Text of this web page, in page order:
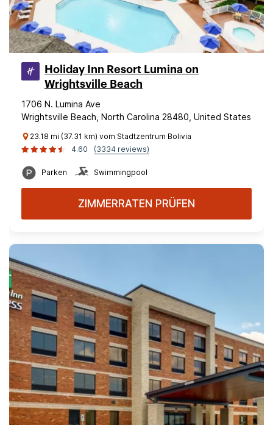
Holiday Inn Resort Lumina on
Wrightsville Beach
1706 N. Lumina Ave
Wrightsville Beach, North Carolina 28480, United States
23.18 mi (37.31 km) vom Stadtzentrum Bolivia
4.60
(3334 reviews)
Parken Swimmingpool
ZIMMERRATEN PRÜFEN